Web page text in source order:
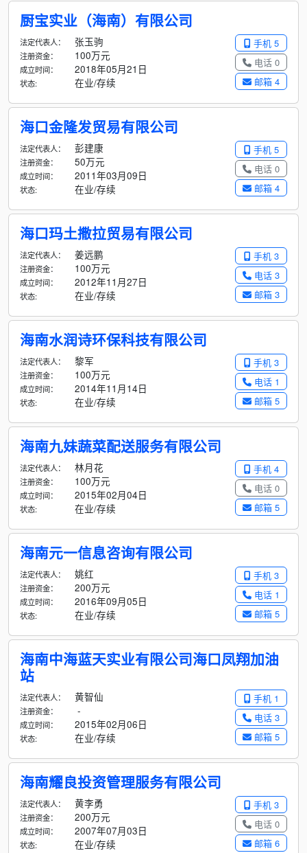
厨宝实业（海南）有限公司
手机 5
电话 0
邮箱 4
法定代表人： 张玉驹
注册资金： 100万元
成立时间： 2018年05月21日
状态: 在业/存续
海口金隆发贸易有限公司
手机 5
电话 0
邮箱 4
法定代表人： 彭建康
注册资金： 50万元
成立时间： 2011年03月09日
状态: 在业/存续
海口玛土撒拉贸易有限公司
手机 3
电话 3
邮箱 3
法定代表人： 姜远鹏
注册资金： 100万元
成立时间： 2012年11月27日
状态: 在业/存续
海南水润诗环保科技有限公司
手机 3
电话 1
邮箱 5
法定代表人： 黎军
注册资金： 100万元
成立时间： 2014年11月14日
状态: 在业/存续
海南九妹蔬菜配送服务有限公司
手机 4
电话 0
邮箱 5
法定代表人： 林月花
注册资金： 100万元
成立时间： 2015年02月04日
状态: 在业/存续
海南元一信息咨询有限公司
手机 3
电话 1
邮箱 5
法定代表人： 姚红
注册资金： 200万元
成立时间： 2016年09月05日
状态: 在业/存续
海南中海蓝天实业有限公司海口凤翔加油
站
手机 1
电话 3
邮箱 5
法定代表人： 黄智仙
注册资金： -
成立时间： 2015年02月06日
状态: 在业/存续
海南耀良投资管理服务有限公司
手机 3
电话 0
邮箱 6
法定代表人： 黄李勇
注册资金： 200万元
成立时间： 2007年07月03日
状态: 在业/存续